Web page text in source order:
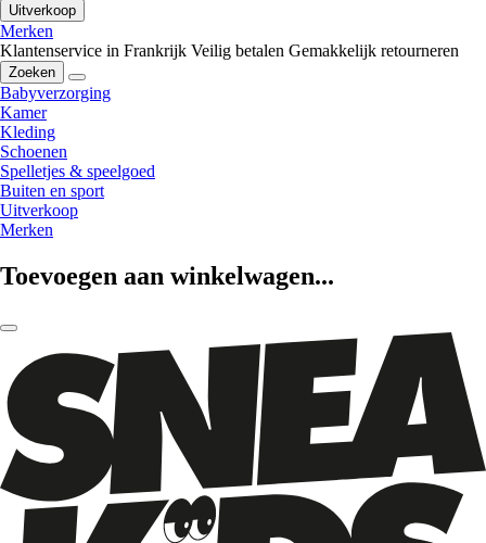
Uitverkoop
Merken
Klantenservice in Frankrijk Veilig betalen Gemakkelijk retourneren
Zoeken
Babyverzorging
Kamer
Kleding
Schoenen
Spelletjes & speelgoed
Buiten en sport
Uitverkoop
Merken
Toevoegen aan winkelwagen...